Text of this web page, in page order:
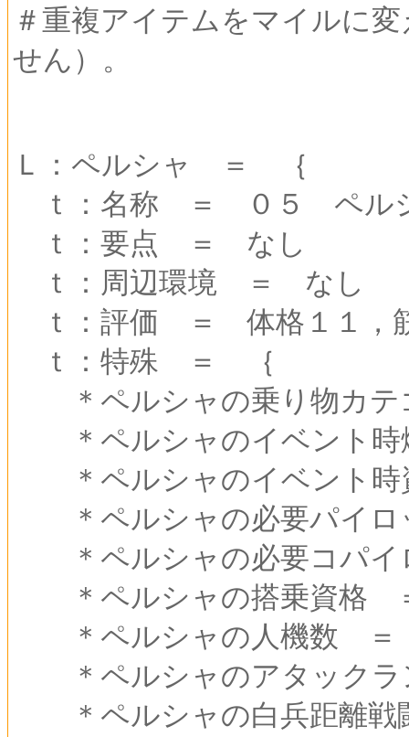
＃重複アイテムをマイルに
せん）。
Ｌ：ペルシャ ＝ ｛
ｔ：名称 ＝ ０５ ペルシ
ｔ：要点 ＝ なし
ｔ：周辺環境 ＝ なし
ｔ：評価 ＝ 体格１１，筋
ｔ：特殊 ＝ ｛
＊ペルシャの乗り物カテ
＊ペルシャのイベント時
＊ペルシャのイベント時
＊ペルシャの必要パイロ
＊ペルシャの必要コパイ
＊ペルシャの搭乗資格 ＝
＊ペルシャの人機数 ＝
＊ペルシャのアタック
＊ペルシャの白兵距離戦